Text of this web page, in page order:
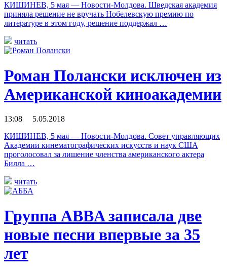
КИШИНЕВ, 5 мая — Новости-Молдова. Шведская академия
приняла решение не вручать Нобелевскую премию по
литературе в этом году, решение поддержал …
читать
Роман Полански исключен из
Американской киноакадемии
13:08 5.05.2018
КИШИНЕВ, 5 мая — Новости-Молдова. Совет управляющих
Академии кинематографических искусств и наук США
проголосовал за лишение членства американского актера
Билла …
читать
Группа ABBA записала две
новые песни впервые за 35
лет